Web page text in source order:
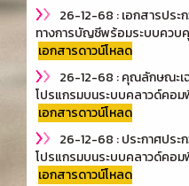
26-12-68 : เอกสารปร
ทางการบัญชีพร้อมระบบควบ
เอกสารดาวน์โหลด
26-12-68 : คุณลักษณะ
โปรแกรมบนระบบคลาวด์คอ
เอกสารดาวน์โหลด
26-12-68 : ประกาศปร
โปรแกรมบนระบบคลาวด์คอ
เอกสารดาวน์โหลด